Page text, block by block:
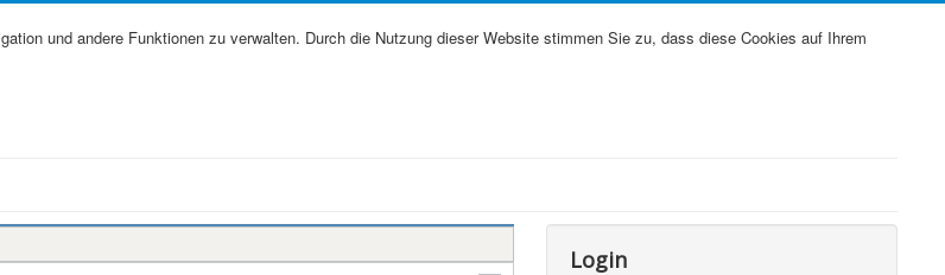
und andere Funktionen zu verwalten. Durch die Nutzung dieser Website stimmen Sie zu, dass diese Cookies auf Ihrem
Login